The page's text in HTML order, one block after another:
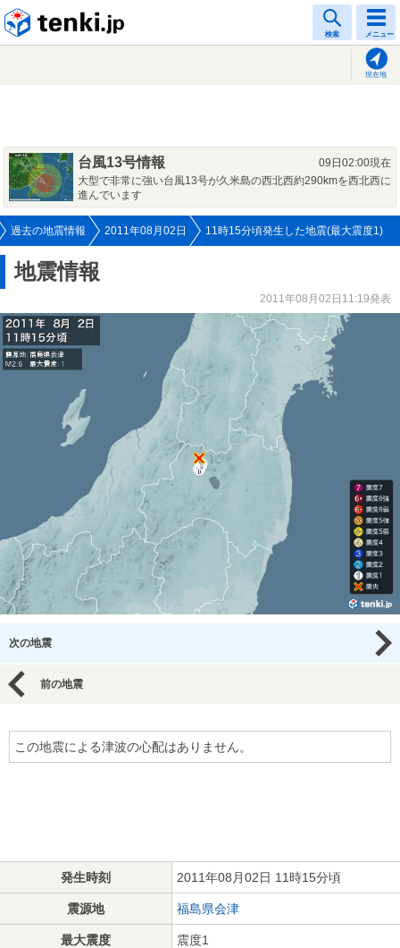
検索 メニュー
現在地
台風13号情報
09日02:00現在
大型で非常に強い台風13号が久米島の西北西約290kmを西北西に
進んでいます
過去の地震情報 2011年08月02日 11時15分頃発生した地震(最大震度1)
地震情報
2011年08月02日11:19発表
次の地震
前の地震
この地震による津波の心配はありません。
発生時刻 2011年08月02日 11時15分頃
震源地 福島県会津
最大震度 震度1